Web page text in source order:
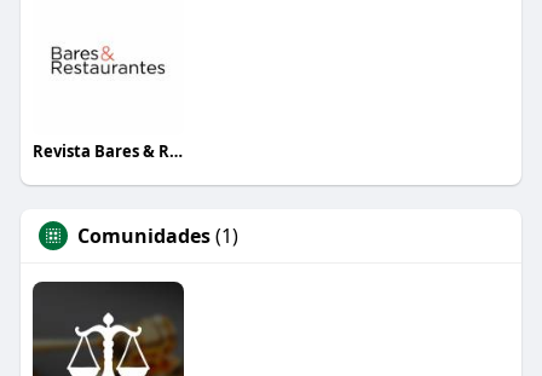
Revista Bares & Restaurantes
Comunidades(1)